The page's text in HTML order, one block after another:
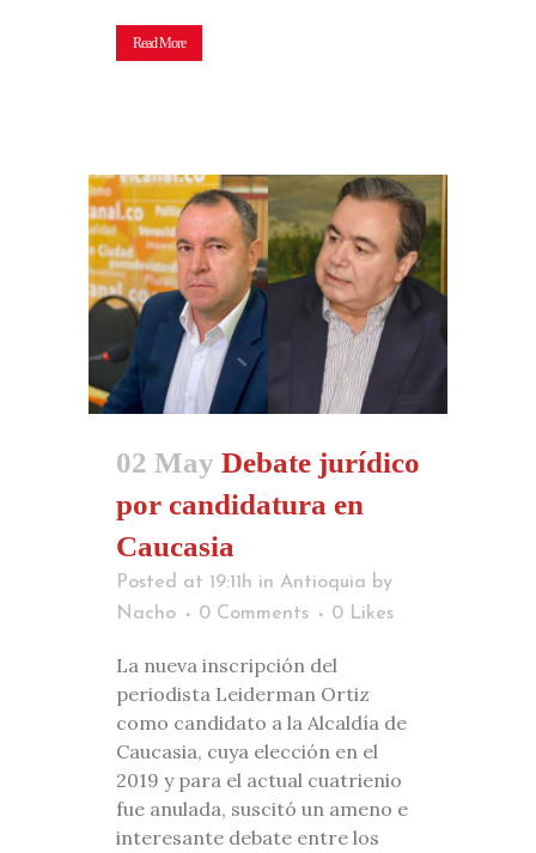
Read More
02 May Debate jurídico
por candidatura en
Caucasia
Posted at 19:11h in Antioquia by
Nacho
0 Comments 0 Likes
La nueva inscripción del
periodista Leiderman Ortiz
como candidato a la Alcaldía de
Caucasia, cuya elección en el
2019 y para el actual cuatrienio
fue anulada, suscitó un ameno e
interesante debate entre los